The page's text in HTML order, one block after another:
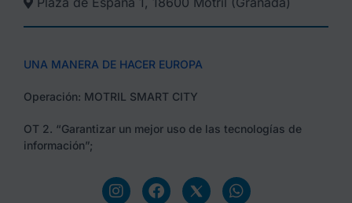
UNA MANERA DE HACER EUROPA
Operación: MOTRIL SMART CITY
OT 2. “Garantizar un mejor uso de las tecnologías de
información”;